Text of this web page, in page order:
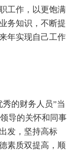
工作，以更饱满
务知识，不断提
年实现自己工作
的财务人员”当
导的关怀和同事
发，坚持高标
素质双提高，顺